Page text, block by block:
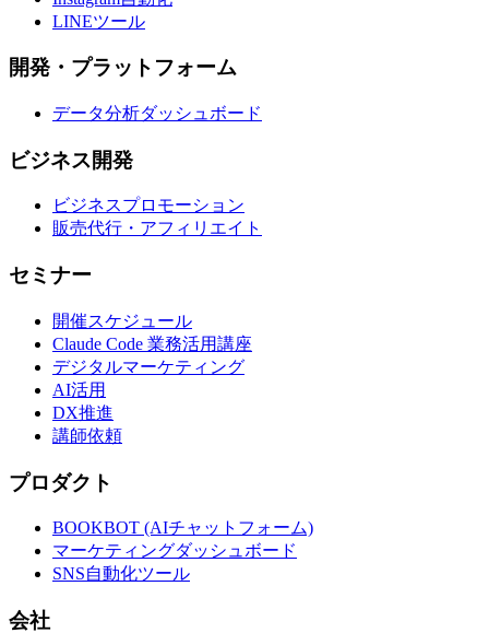
LINEツール
開発・プラットフォーム
データ分析ダッシュボード
ビジネス開発
ビジネスプロモーション
販売代行・アフィリエイト
セミナー
開催スケジュール
Claude Code 業務活用講座
デジタルマーケティング
AI活用
DX推進
講師依頼
プロダクト
BOOKBOT (AIチャットフォーム)
マーケティングダッシュボード
SNS自動化ツール
会社